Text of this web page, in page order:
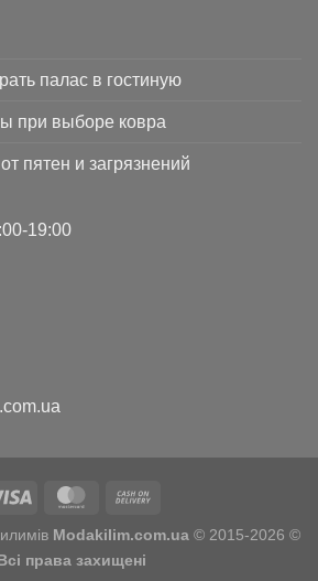
палас в гостиную
при выборе ковра
пятен и загрязнений
19:00
Modakilim.com.ua © 2015-2026 ©
права захищені